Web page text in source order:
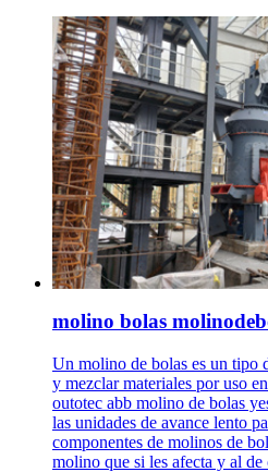
molino bolas
Un molino de bolas es un tipo
y mezclar materiales por uso
outotec abb molino de bolas
las unidades de avance lento
componentes de molinos de
molino que si les afecta y al